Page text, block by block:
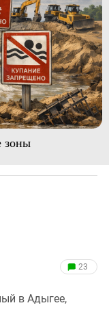
зоны
23
в Адыгее,